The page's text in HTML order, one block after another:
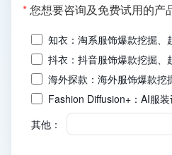
*您想要咨询及免费试用的产
知衣：淘系服饰爆款挖掘、
抖衣：抖音服饰爆款挖掘、
海外探款：海外服饰爆款挖
Fashion Diffusion+：AI服
其他：